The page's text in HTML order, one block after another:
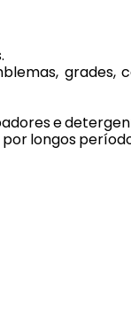
grades,
e
longos